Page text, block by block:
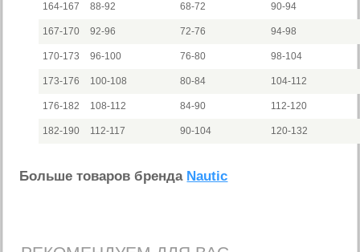
164-167 88-92 68-72 90-94
167-170 92-96 72-76 94-98
170-173 96-100 76-80 98-104
173-176 100-108 80-84 104-112
176-182 108-112 84-90 112-120
182-190 112-117 90-104 120-132
Больше товаров бренда Nautic